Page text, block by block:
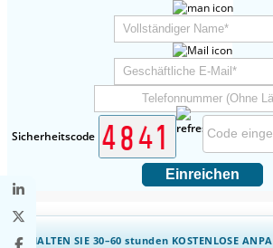
Sicherheitscode
Einreichen
ERHALTEN SIE 30–60stunden KOSTENLOSE